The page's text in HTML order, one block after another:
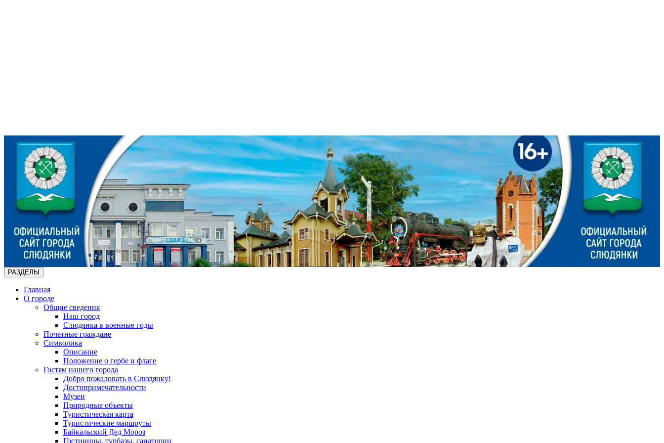
РАЗДЕЛЫ
Главная
О городе
Общие сведения
Наш город
Слюдянка в военные годы
Почетные граждане
Символика
Описание
Положение о гербе и флаге
Гостям нашего города
Добро пожаловать в Слюдянку!
Достопримечательности
Музеи
Природные объекты
Туристическая карта
Туристические маршруты
Байкальский Дед Мороз
Гостиницы, турбазы, санатории